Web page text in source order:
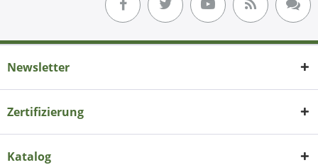
Newsletter
Zertifizierung
Katalog